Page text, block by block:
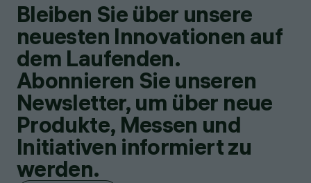
Bleiben Sie über unsere
neuesten Innovationen auf
dem Laufenden.
Abonnieren Sie unseren
Newsletter, um über neue
Produkte, Messen und
Initiativen informiert zu
werden.